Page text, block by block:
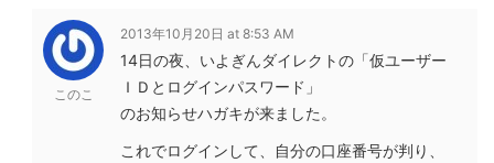
このこ
2013年10月20日 at 8:53 AM
14日の夜、いよぎんダイレクトの「仮ユーザー
ＩＤとログインパスワード」
のお知らせハガキが来ました。
これでログインして、自分の口座番号が判り、